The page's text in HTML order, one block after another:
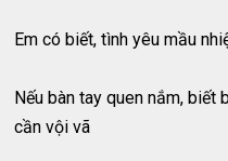
Em có biết, tình yêu mầu
Nếu bàn tay quen nắm, biết
cần vội vã